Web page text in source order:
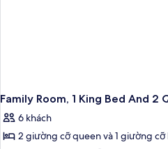
Family Room, 1 King Bed And 2
6 khách
2 giường cỡ queen và 1 giường cỡ